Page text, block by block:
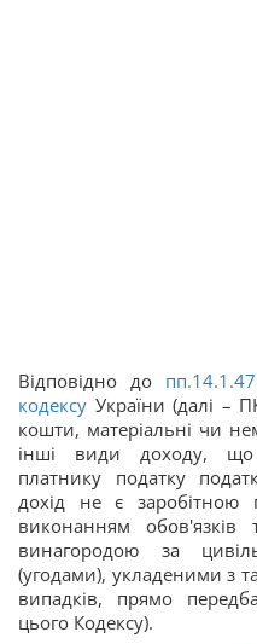
Відповідно до
кодексу України (далі –
кошти, матеріальні чи
інші види доходу, що
платнику податку
дохід не є
виконанням
винагородою за
(угодами), укладеними з
випадків, прямо
цього Кодексу).